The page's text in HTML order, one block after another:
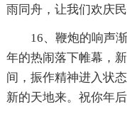
雨同舟，让我们欢庆
16、鞭炮的响声
年的热闹落下帷幕，
间，振作精神进入状
新的天地来。祝你年